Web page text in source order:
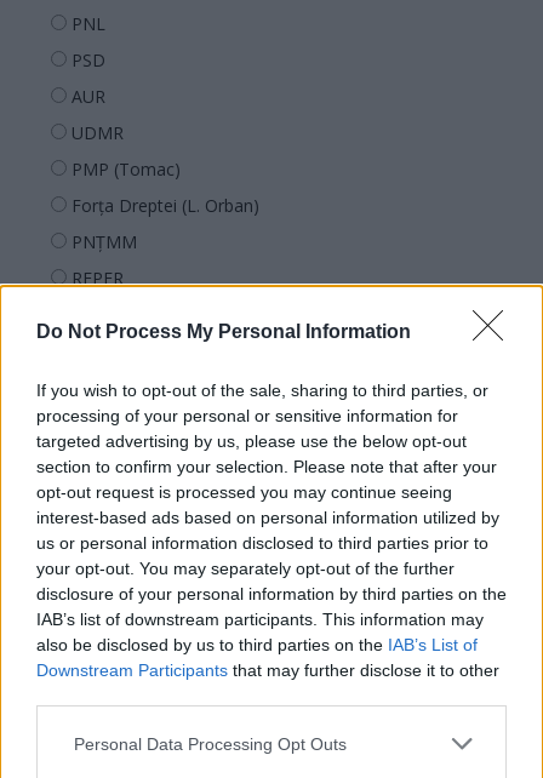
Do Not Process My Personal Information
If you wish to opt-out of the sale, sharing to third parties, or
processing of your personal or sensitive information for
targeted advertising by us, please use the below opt-out
section to confirm your selection. Please note that after your
opt-out request is processed you may continue seeing
interest-based ads based on personal information utilized by
us or personal information disclosed to third parties prior to
your opt-out. You may separately opt-out of the further
disclosure of your personal information by third parties on the
IAB’s list of downstream participants. This information may
also be disclosed by us to third parties on the IAB’s List of
Downstream Participants that may further disclose it to other
Personal Data Processing Opt Outs
PNL
PSD
AUR
UDMR
PMP (Tomac)
Forța Dreptei (L. Orban)
PNȚMM
REPER
POT (Gavrilă)
PACE (Peia)
Acțiunea Conservatoare (Târziu)
PDF (Lazarus)
PUSL (D. Voiculescu)
PNȚCD (Pavelescu)
PNCR (Terheș)
Partidul Patrioților (Surugiu)
FAR (Coarnă)
România pe Primul Loc (Ponta)
Altul